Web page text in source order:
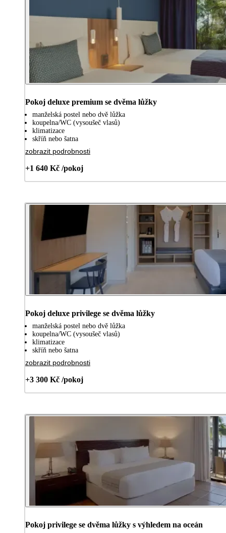
Pokoj deluxe premium se dvěma lůžky
manželská postel nebo dvě lůžka
koupelna/WC (vysoušeč vlasů)
klimatizace
skříň nebo šatna
zobrazit podrobnosti
+1 640 Kč /pokoj
Pokoj deluxe privilege se dvěma lůžky
manželská postel nebo dvě lůžka
koupelna/WC (vysoušeč vlasů)
klimatizace
skříň nebo šatna
zobrazit podrobnosti
+3 300 Kč /pokoj
Pokoj privilege se dvěma lůžky s výhledem na oceán